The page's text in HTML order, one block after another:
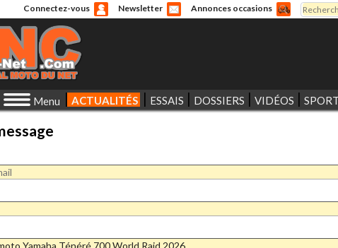
Connectez-vous Newsletter Annonces occasions
Menu ACTUALITÉS ESSAIS DOSSIERS VIDÉOS SPORT